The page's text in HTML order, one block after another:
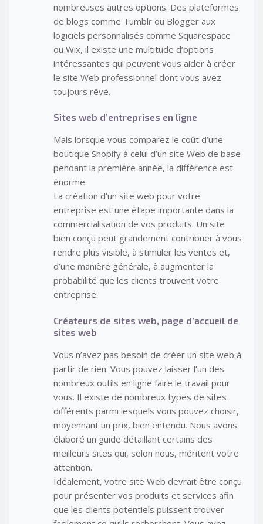
nombreuses autres options. Des plateformes
de blogs comme Tumblr ou Blogger aux
logiciels personnalisés comme Squarespace
ou Wix, il existe une multitude d’options
intéressantes qui peuvent vous aider à créer
le site Web professionnel dont vous avez
toujours rêvé.
Sites web d’entreprises en ligne
Mais lorsque vous comparez le coût d’une
boutique Shopify à celui d’un site Web de base
pendant la première année, la différence est
énorme.
La création d’un site web pour votre
entreprise est une étape importante dans la
commercialisation de vos produits. Un site
bien conçu peut grandement contribuer à vous
rendre plus visible, à stimuler les ventes et,
d’une manière générale, à augmenter la
probabilité que les clients trouvent votre
entreprise.
Créateurs de sites web, page d’accueil de
sites web
Vous n’avez pas besoin de créer un site web à
partir de rien. Vous pouvez laisser l’un des
nombreux outils en ligne faire le travail pour
vous. Il existe de nombreux types de sites
différents parmi lesquels vous pouvez choisir,
moyennant un prix, bien entendu. Nous avons
élaboré un guide détaillant certains des
meilleurs sites qui, selon nous, méritent votre
attention.
Idéalement, votre site Web devrait être conçu
pour présenter vos produits et services afin
que les clients potentiels puissent trouver